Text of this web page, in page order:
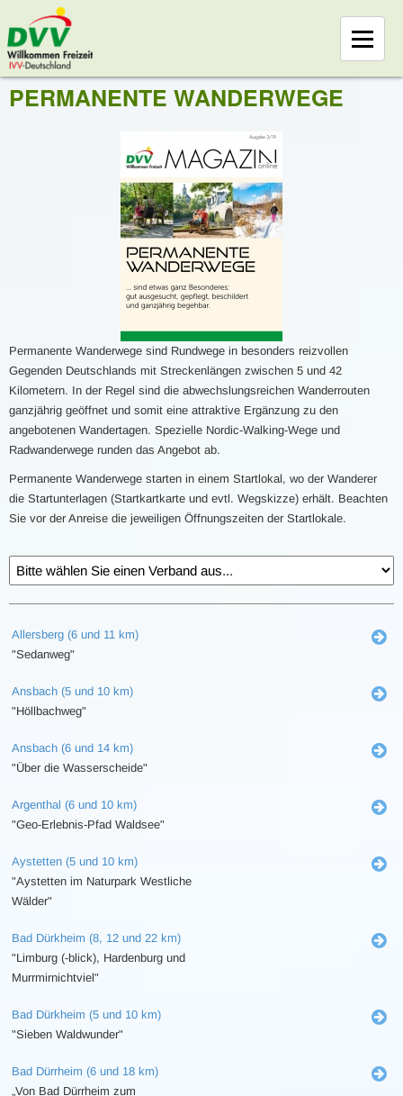
PERMANENTE WANDERWEGE
Permanente Wanderwege sind Rundwege in besonders reizvollen
Gegenden Deutschlands mit Streckenlängen zwischen 5 und 42
Kilometern. In der Regel sind die abwechslungsreichen Wanderrouten
ganzjährig geöffnet und somit eine attraktive Ergänzung zu den
angebotenen Wandertagen. Spezielle Nordic-Walking-Wege und
Radwanderwege runden das Angebot ab.
Permanente Wanderwege starten in einem Startlokal, wo der Wanderer
die Startunterlagen (Startkartkarte und evtl. Wegskizze) erhält. Beachten
Sie vor der Anreise die jeweiligen Öffnungszeiten der Startlokale.
Allersberg (6 und 11 km)
"Sedanweg"
Ansbach (5 und 10 km)
"Höllbachweg"
Ansbach (6 und 14 km)
"Über die Wasserscheide"
Argenthal (6 und 10 km)
"Geo-Erlebnis-Pfad Waldsee"
Aystetten (5 und 10 km)
"Aystetten im Naturpark Westliche
Wälder"
Bad Dürkheim (8, 12 und 22 km)
"Limburg (-blick), Hardenburg und
Murrmirnichtviel"
Bad Dürkheim (5 und 10 km)
"Sieben Waldwunder"
Bad Dürrheim (6 und 18 km)
„Von Bad Dürrheim zum